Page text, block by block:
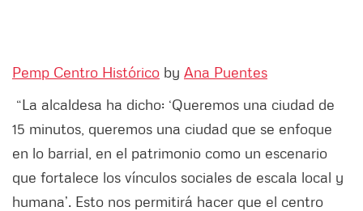
Pemp Centro Histórico by Ana Puentes
“La alcaldesa ha dicho: ‘Queremos una ciudad de
15 minutos, queremos una ciudad que se enfoque
en lo barrial, en el patrimonio como un escenario
que fortalece los vínculos sociales de escala local y
humana’. Esto nos permitirá hacer que el centro